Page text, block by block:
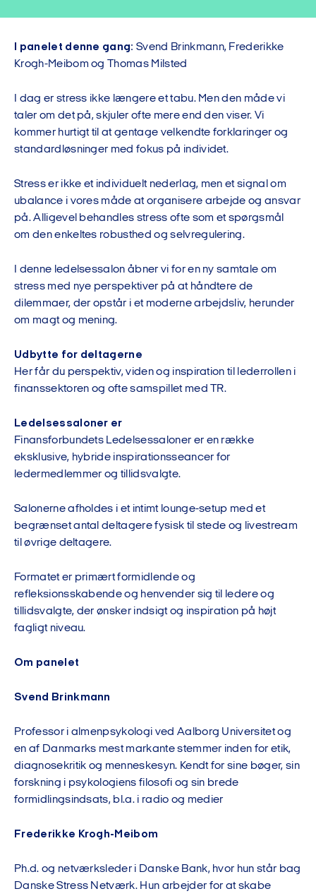
I panelet denne gang:Svend Brinkmann, Frederikke
Krogh-Meibom og Thomas Milsted
I dag er stress ikke længere et tabu. Men den måde vi
taler om det på, skjuler ofte mere end den viser. Vi
kommer hurtigt til at gentage velkendte forklaringer og
standardløsninger med fokus på individet.
Stress er ikke et individuelt nederlag, men et signal om
ubalance i vores måde at organisere arbejde og ansvar
på. Alligevel behandles stress ofte som et spørgsmål
om den enkeltes robusthed og selvregulering.
I denne ledelsessalon åbner vi for en ny samtale om
stress med nye perspektiver på at håndtere de
dilemmaer, der opstår i et moderne arbejdsliv, herunder
om magt og mening.
Udbytte for deltagerne
Her får du perspektiv, viden og inspiration til lederrollen i
finanssektoren og ofte samspillet med TR.
Ledelsessaloner er
Finansforbundets Ledelsessaloner er en række
eksklusive, hybride inspirationsseancer for
ledermedlemmer og tillidsvalgte.
Salonerne afholdes i et intimt lounge-setup med et
begrænset antal deltagere fysisk til stede og livestream
til øvrige deltagere.
Formatet er primært formidlende og
refleksionsskabende og henvender sig til ledere og
tillidsvalgte, der ønsker indsigt og inspiration på højt
fagligt niveau.
Om panelet
Svend Brinkmann
Professor i almenpsykologi ved Aalborg Universitet og
en af Danmarks mest markante stemmer inden for etik,
diagnosekritik og menneskesyn. Kendt for sine bøger, sin
forskning i psykologiens filosofi og sin brede
formidlingsindsats, bl.a. i radio og medier
Frederikke Krogh-Meibom
Ph.d. og netværksleder i Danske Bank, hvor hun står bag
Danske Stress Netværk. Hun arbejder for at skabe